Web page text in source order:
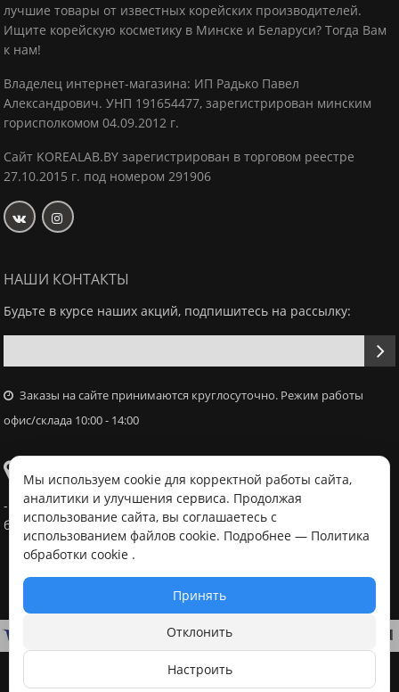
лучшие товары от известных корейских производителей.
Ищите корейскую косметику в Минске и Беларуси? Тогда Вам
к нам!
Владелец интернет-магазина: ИП Радько Павел
Александрович. УНП 191654477, зарегистрирован минским
горисполкомом 04.09.2012 г.
Сайт KOREALAB.BY зарегистрирован в торговом реестре
27.10.2015 г. под номером 291906
НАШИ КОНТАКТЫ
Будьте в курсе наших акций, подпишитесь на рассылку:
Заказы на сайте принимаются круглосуточно. Режим работы
офис/склада 10:00 - 14:00
Самовывоз
- Офис / склад, г. Минск, ул. Володько 18, с 10:00 - 14:00 в
будний день после согласования с менеджером
Мы используем cookie для корректной работы сайта,
аналитики и улучшения сервиса. Продолжая
использование сайта, вы соглашаетесь с
использованием файлов cookie. Подробнее — Политика
обработки cookie .
Принять
Отклонить
Настроить